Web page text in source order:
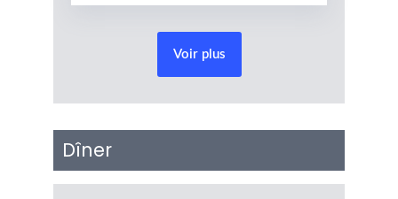
Voir plus
Dîner